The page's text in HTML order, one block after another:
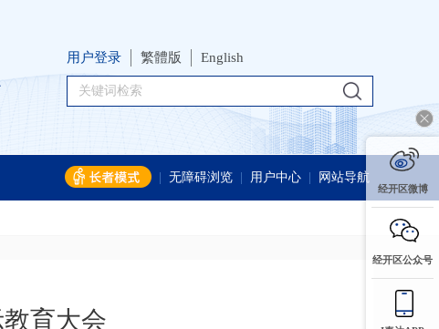
用户登录 繁體版 English
无障碍浏览 用户中心 网站导航
育大会
经开区微博
经开区公众号